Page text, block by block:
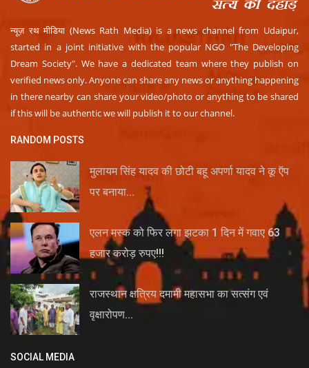
न्यूज़ रथ मीडिया (News Rath Media) is a news channel from Udaipur,
started in a joint initiative with the popular NGO "The Developing
Dream Society". We have a dedicated team where they publish on
verified news only. Anyone can share any news or anything happening
in there nearby can share your video/photo or anything to be shared
if this will be authentic we will publish it to our channel.
RANDOM POSTS
मुलायम सिंह यादव की छोटी बहू अपर्णा यादव ने कू ऍप
पर बनाया...
एलन मस्क को फिर लगा झटका 1 दिन में गवाए 63
हजार करोड़ रुपए!!!
राजस्थान क्षत्रिय दमामी महासभा का सत्संग एवं
वृक्षारोपण...
SOCIAL MEDIA